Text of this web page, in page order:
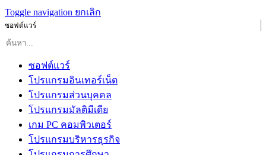
Toggle navigation ยกเลิก
ซอฟต์แวร์
ซอฟต์แวร์
โปรแกรมอินเทอร์เน็ต
โปรแกรมส่วนบุคคล
โปรแกรมมัลติมีเดีย
เกม PC คอมพิวเตอร์
โปรแกรมบริหารธุรกิจ